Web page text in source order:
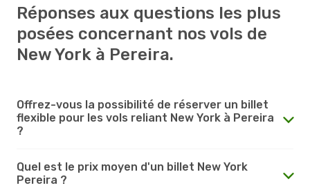
Réponses aux questions les plus
posées concernant nos vols de
New York à Pereira.
Offrez-vous la possibilité de réserver un billet
flexible pour les vols reliant New York à Pereira
?
Quel est le prix moyen d'un billet New York
Pereira ?